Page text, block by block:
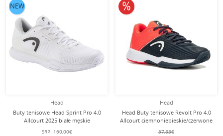
Head
Buty tenisowe Head Sprint Pro 4.0
Allcourt 2025 białe męskie
SRP: 160,00€
NEW
Head
Head Buty tenisowe Revolt Pro 4.0
Allcourt ciemnoniebieskie/czerwone
Dziecięce
57,83€
10% obniżone